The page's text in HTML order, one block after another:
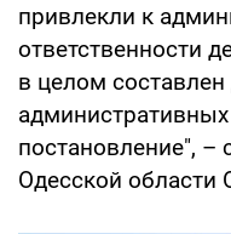
привлекли к
ответственности
в целом составлен
постановление", –
Одесской области